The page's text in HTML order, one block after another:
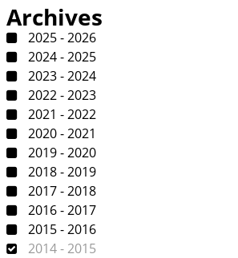
Archives
2025 - 2026
2024 - 2025
2023 - 2024
2022 - 2023
2021 - 2022
2020 - 2021
2019 - 2020
2018 - 2019
2017 - 2018
2016 - 2017
2015 - 2016
2014 - 2015